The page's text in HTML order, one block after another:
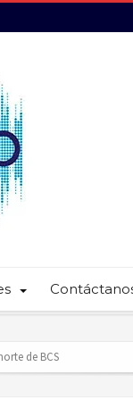
culinario: 22 restaurantes